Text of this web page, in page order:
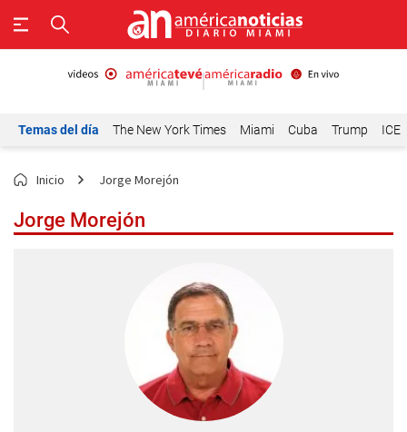
Temas del día The New York Times Miami Cuba Trump ICE
Inicio Jorge Morejón
Jorge Morejón